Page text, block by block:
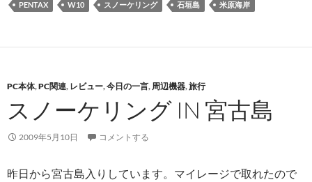
PENTAX W10 スノーケリング 石垣島 米原海岸
PC本体,PC関連, レビュー,今日の一言, 周辺機器,旅行
スノーケリング IN 宮古島
2009年5月10日 コメントする
昨日から宮古島入りしています。マイレージで取れたので